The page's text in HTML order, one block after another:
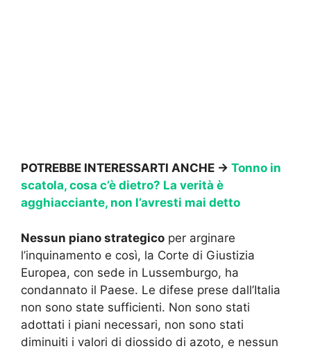
POTREBBE INTERESSARTI ANCHE → Tonno in
scatola, cosa c’è dietro? La verità è
agghiacciante, non l’avresti mai detto
Nessun piano strategico per arginare
l’inquinamento e così, la Corte di Giustizia
Europea, con sede in Lussemburgo, ha
condannato il Paese. Le difese prese dall’Italia
non sono state sufficienti. Non sono stati
adottati i piani necessari, non sono stati
diminuiti i valori di diossido di azoto, e nessun